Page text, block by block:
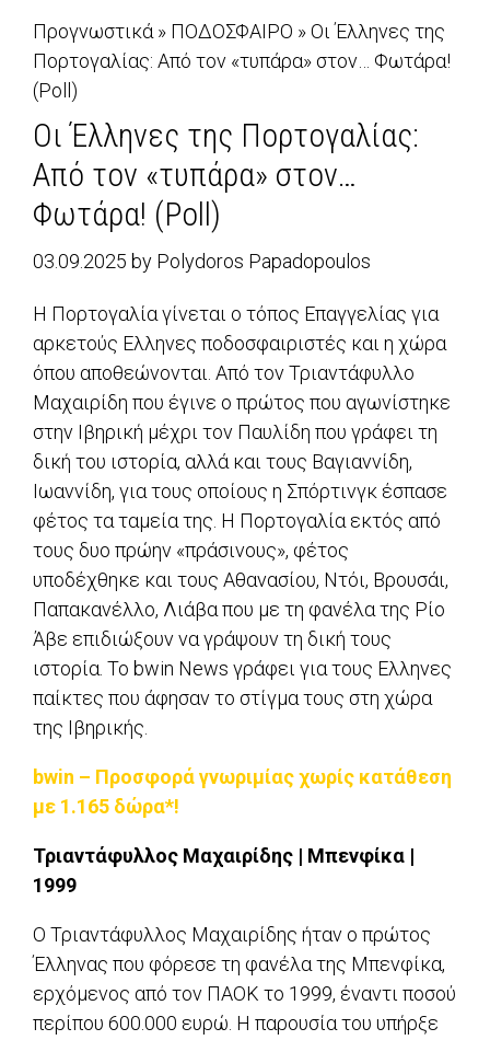
Προγνωστικά» ΠΟΔΟΣΦΑΙΡΟ »Οι Έλληνες της
Πορτογαλίας: Από τον «τυπάρα» στον… Φωτάρα!
(Poll)
Οι Έλληνες της Πορτογαλίας:
Από τον «τυπάρα» στον…
Φωτάρα! (Poll)
03.09.2025 by Polydoros Papadopoulos
Η Πορτογαλία γίνεται o τόπος Επαγγελίας για
αρκετούς Ελληνες ποδοσφαιριστές και η χώρα
όπου αποθεώνονται. Από τον Τριαντάφυλλο
Μαχαιρίδη που έγινε ο πρώτος που αγωνίστηκε
στην Ιβηρική μέχρι τον Παυλίδη που γράφει τη
δική του ιστορία, αλλά και τους Βαγιαννίδη,
Ιωαννίδη, για τους οποίους η Σπόρτινγκ έσπασε
φέτος τα ταμεία της. Η Πορτογαλία εκτός από
τους δυο πρώην «πράσινους», φέτος
υποδέχθηκε και τους Αθανασίου, Ντόι, Βρουσάι,
Παπακανέλλο, Λιάβα που με τη φανέλα της Ρίο
Άβε επιδιώξουν να γράψουν τη δική τους
ιστορία. Το bwin News γράφει για τους Ελληνες
παίκτες που άφησαν το στίγμα τους στη χώρα
της Ιβηρικής.
bwin – Προσφορά γνωριμίας χωρίς κατάθεση
με 1.165 δώρα*!
Τριαντάφυλλος Μαχαιρίδης | Μπενφίκα |
1999
Ο Τριαντάφυλλος Μαχαιρίδης ήταν ο πρώτος
Έλληνας που φόρεσε τη φανέλα της Μπενφίκα,
ερχόμενος από τον ΠΑΟΚ το 1999, έναντι ποσού
περίπου 600.000 ευρώ. Η παρουσία του υπήρξε